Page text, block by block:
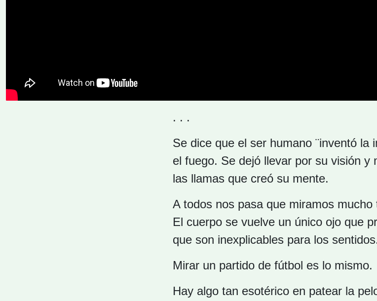
. . .
Se dice que el ser humano ¨inventó la
el fuego. Se dejó llevar por su visión y
las llamas que creó su mente.
A todos nos pasa que miramos
El cuerpo se vuelve un único ojo que
que son inexplicables para los
Mirar un partido de fútbol es lo mismo.
Hay algo tan esotérico en patear la